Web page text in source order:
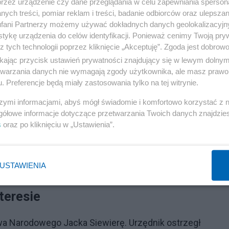
całkowicie bezpodstawnie. Tak tylko
Reklama
obydwa państwa uznały obecną granicę (art. 1
mają jedynie charakter pozaprawny -
Narodowego Jacka Siewierę. Urzędnik ostrzegł
treści, pomiar reklam i treści, badanie odbiorców oraz
Partnerzy możemy używać dokładnych danych
urządzenia do celów identyfikacji. Ponieważ cenimy Twoją
tych technologii poprzez kliknięcie „Akceptuję”. Zgoda jest
przycisk ustawień prywatności znajdujący się w lewym
danych nie wymagają zgody użytkownika, ale masz
Preferencje będą miały zastosowania tylko na tej witrynie.
informacjami, abyś mógł świadomie i komfortowo korzystać z
informacje dotyczące przetwarzania Twoich danych
oraz po kliknięciu w „Ustawienia”.
USTAWIENIA